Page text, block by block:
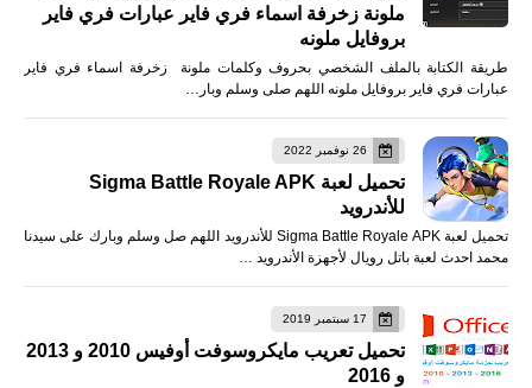
ملونة زخرفة اسماء فري فاير عبارات فري فاير
بروفايل ملونه
طريقة الكتابة بالملف الشخصي بحروف وكلمات ملونة زخرفة اسماء فري فاير
عبارات فري فاير بروفايل ملونه اللهم صلى وسلم وبار…
26 نوفمبر 2022
تحميل لعبة Sigma Battle Royale APK
للأندرويد
تحميل لعبة Sigma Battle Royale APK للأندرويد اللهم صل وسلم وبارك على سيدنا
محمد احدث لعبة باتل رويال لأجهزة الأندرويد …
17 سبتمبر 2019
تحميل تعريب مايكروسوفت أوفيس 2010 و 2013
و 2016